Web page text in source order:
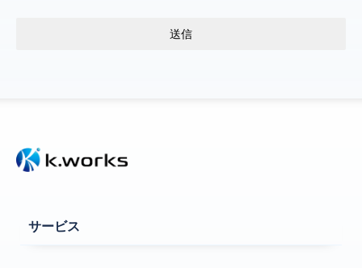
送信
サービス